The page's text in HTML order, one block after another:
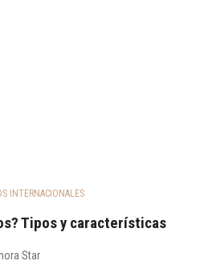
INTERNACIONALES
Tipos y características
Star